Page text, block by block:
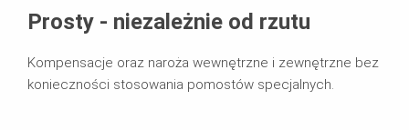
Prosty - niezależnie od rzutu
Kompensacje oraz naroża wewnętrzne i zewnętrzne bez
konieczności stosowania pomostów specjalnych.